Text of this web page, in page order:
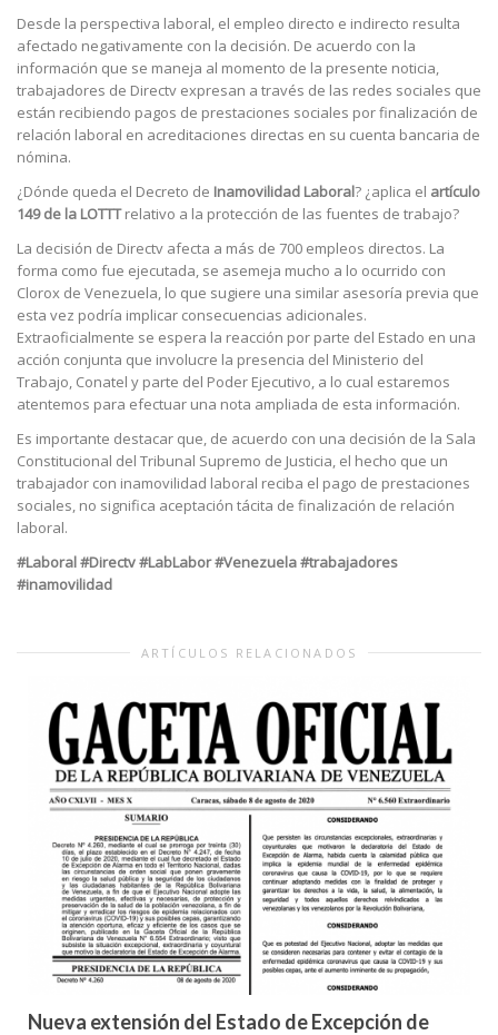
Desde la perspectiva laboral, el empleo directo e indirecto resulta
afectado negativamente con la decisión. De acuerdo con la
información que se maneja al momento de la presente noticia,
trabajadores de Directv expresan a través de las redes sociales que
están recibiendo pagos de prestaciones sociales por finalización de
relación laboral en acreditaciones directas en su cuenta bancaria de
nómina.
¿Dónde queda el Decreto de Inamovilidad Laboral? ¿aplica el artículo
149 de la LOTTTrelativo a la protección de las fuentes de trabajo?
La decisión de Directv afecta a más de 700 empleos directos. La
forma como fue ejecutada, se asemeja mucho a lo ocurrido con
Clorox de Venezuela, lo que sugiere una similar asesoría previa que
esta vez podría implicar consecuencias adicionales.
Extraoficialmente se espera la reacción por parte del Estado en una
acción conjunta que involucre la presencia del Ministerio del
Trabajo, Conatel y parte del Poder Ejecutivo, a lo cual estaremos
atentemos para efectuar una nota ampliada de esta información.
Es importante destacar que, de acuerdo con una decisión de la Sala
Constitucional del Tribunal Supremo de Justicia, el hecho que un
trabajador con inamovilidad laboral reciba el pago de prestaciones
sociales, no significa aceptación tácita de finalización de relación
laboral.
#Laboral #Directv #LabLabor #Venezuela #trabajadores
#inamovilidad
ARTÍCULOS RELACIONADOS
Nueva extensión del Estado de Excepción de